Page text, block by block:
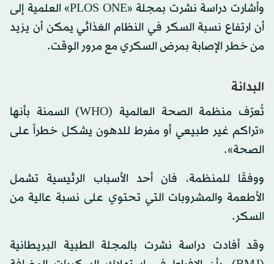
وأشارت دراسة نشرت بمجلة «PLOS ONE» العلمية إلى
أن ارتفاع نسبة السكر في النظام الغذائي يمكن أن يزيد
من خطر الإصابة بمرض السكري مع مرور الوقت.
البدانة
تُعرّف منظمة الصحة العالمية (WHO) السمنة بأنها
«تراكم غير طبيعي أو مفرط للدهون يشكل خطراً على
الصحة».
ووفقًا للمنظمة، فان أحد الأسباب الرئيسية تشمل
الأطعمة والمشروبات التي تحتوي على نسبة عالية من
السكر.
وقد أفادت دراسة نشرت بالمجلة الطبية البريطانية